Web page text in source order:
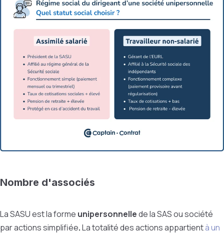
Nombre d'associés
LaSASUest la forme unipersonnellede la SAS ou société
par actions simplifiée.La totalité des actions appartientà un